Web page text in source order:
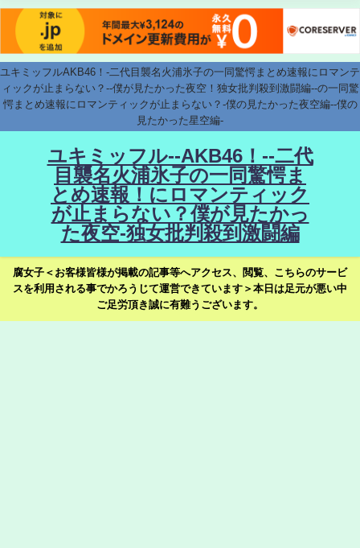
ユキミッフルAKB46！-二代目襲名火浦氷子の一同驚愕まとめ速報にロマンテ
ィックが止まらない？--僕が見たかった夜空！独女批判殺到激闘編--の一同驚
愕まとめ速報にロマンティックが止まらない？-僕の見たかった夜空編--僕の
見たかった星空編-
ユキミッフル--AKB46！--二代
目襲名火浦氷子の一同驚愕ま
とめ速報！にロマンティック
が止まらない？僕が見たかっ
た夜空-独女批判殺到激闘編
腐女子＜お客様皆様が掲載の記事等へアクセス、閲覧、こちらのサービ
スを利用される事でかろうじて運営できています＞本日は足元が悪い中
ご足労頂き誠に有難うございます。